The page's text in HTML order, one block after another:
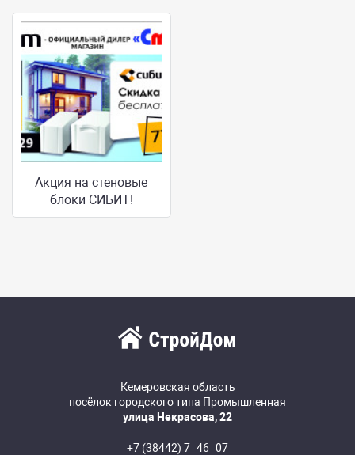
Акция на стеновые
блоки СИБИТ!
Кемеровская область
посёлок городского типа Промышленная
улица Некрасова, 22
+7 (38442) 7‒46‒07